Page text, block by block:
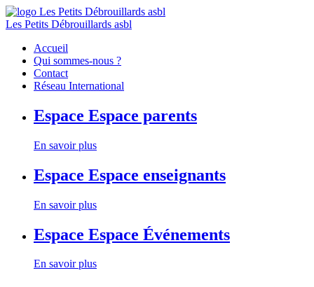
Les Petits Débrouillards asbl
Accueil
Qui sommes-nous ?
Contact
Réseau International
Espace Espace parents
En savoir plus
Espace Espace enseignants
En savoir plus
Espace Espace Événements
En savoir plus